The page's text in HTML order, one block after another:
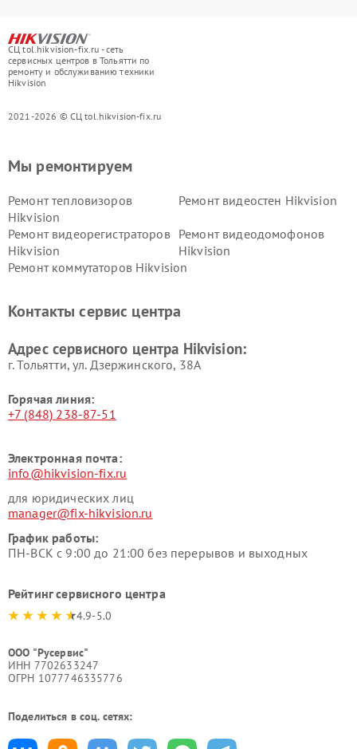
СЦ tol.hikvision-fix.ru - сеть
сервисных центров в Тольятти по
ремонту и обслуживанию техники
Hikvision
2021-2026 © СЦ tol.hikvision-fix.ru
Мы ремонтируем
Ремонт тепловизоров
Hikvision
Ремонт видеостен Hikvision
Ремонт видеорегистраторов
Hikvision
Ремонт видеодомофонов
Hikvision
Ремонт коммутаторов Hikvision
Контакты сервис центра
Адрес сервисного центра Hikvision:
г. Тольятти, ул. Дзержинского, 38А
Горячая линия:
+7 (848) 238-87-51
Электронная почта:
info@hikvision-fix.ru
для юридических лиц
manager@fix-hikvision.ru
График работы:
ПН-ВСК с 9:00 до 21:00 без перерывов и выходных
Рейтинг сервисного центра
4.9-5.0
ООО "Русервис"
ИНН 7702633247
ОГРН 1077746335776
Поделиться в соц. сетях: